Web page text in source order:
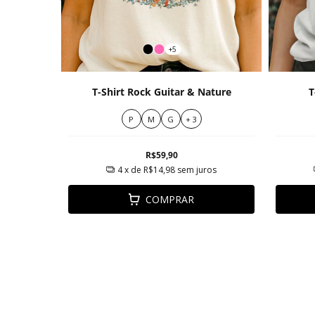
+5
T-Shirt Rock Guitar & Nature
P M G + 3
R$59,90
4x de R$14,98 sem juros
COMPRAR